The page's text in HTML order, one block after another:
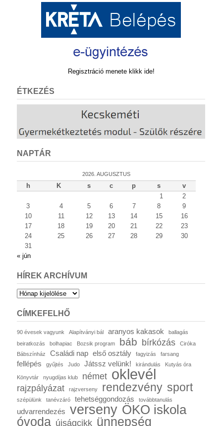
Regisztráció menete klikk ide!
ÉTKEZÉS
NAPTÁR
2026. AUGUSZTUS
h K s c p s
v
1
2
3
4 5 6 7 8
9
10
11 12 13 14 15
16
17
18 19 20 21 22
23
24
25 26 27 28 29
30
31
« jún
HÍREK ARCHÍVUM
Hírek
CÍMKEFELHŐ
90 évesek vagyunk Alapítványi bál aranyos kakasok
ballagás
beiratkozás
bolhapiac Bozsik program báb bírkózás
Ciróka
Bábszínház
Családi nap első osztály fagyizás farsang
fellépés gyűjtés Judo Játssz velünk! kirándulás Kutyás óra
Könyvtár nyugdíjas klub német oklevél
rajzpályázat rajzverseny rendezvény sport
szépülünk tanévzáró tehetséggondozás továbbtanulás
udvarrendezés verseny ÖKO iskola
óvoda újságcikk ünnepség